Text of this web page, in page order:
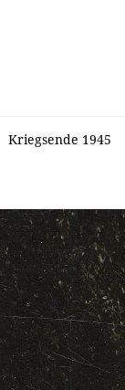
Kriegsende 1945